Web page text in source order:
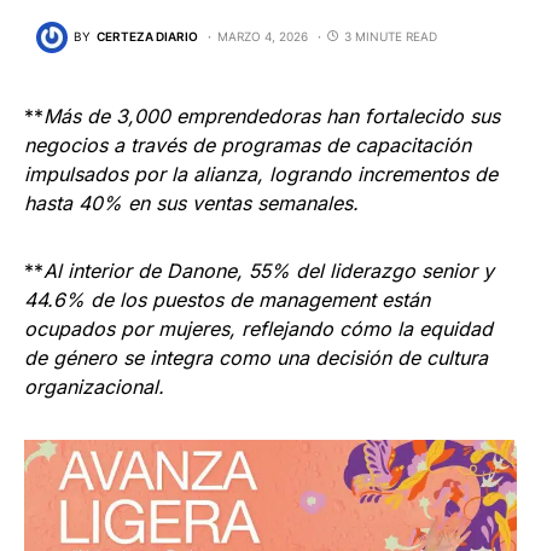
BY CERTEZA DIARIO MARZO 4, 2026 3 MINUTE READ
**Más de 3,000 emprendedoras han fortalecido sus
negocios a través de programas de capacitación
impulsados por la alianza, logrando incrementos de
hasta 40% en sus ventas semanales.
**Al interior de Danone, 55% del liderazgo senior y
44.6% de los puestos de management están
ocupados por mujeres, reflejando cómo la equidad
de género se integra como una decisión de cultura
organizacional.